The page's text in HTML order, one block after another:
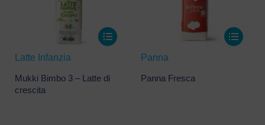
Latte Infanzia
Mukki Bimbo 3 – Latte di
crescita
Panna
Panna Fresca